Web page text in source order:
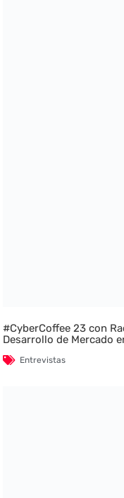
#CyberCoffee 23 con
Desarrollo de Mercado
Entrevistas